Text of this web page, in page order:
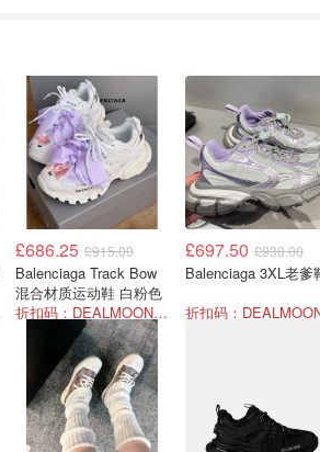
£686.25 £915.00
Balenciaga Track Bow
混合材质运动鞋 白粉色
折扣码：DEALMOON-LOCK25
£697.50 £930.00
Balenciaga 3XL老爹